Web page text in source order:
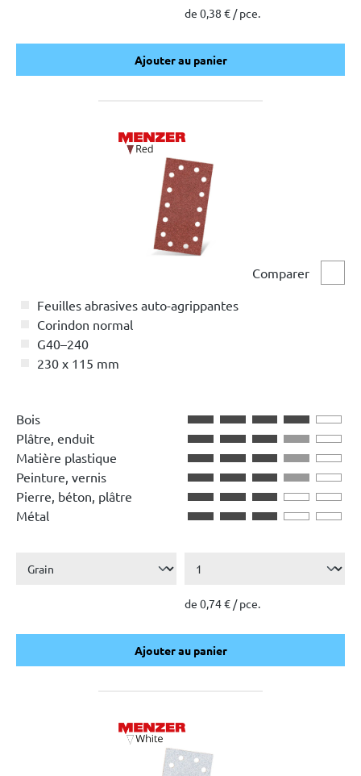
de 0,38 € / pce.
Ajouter au panier
Ajouter au panier
Comparer
Feuilles abrasives auto-agrippantes
Corindon normal
G40–240
230 x 115 mm
Bois
Plâtre, enduit
Matière plastique
Peinture, vernis
Pierre, béton, plâtre
Métal
de 0,74 € / pce.
Ajouter au panier
Ajouter au panier